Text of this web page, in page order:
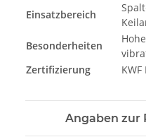
Einsatzbereich
Besonderheiten
Zertifizierung
Angaben zur